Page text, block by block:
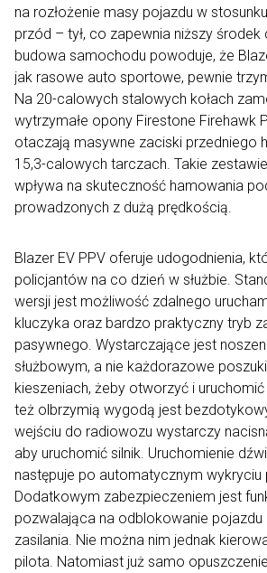
na rozłożenie masy pojazdu w
przód – tył, co zapewnia niższy środek
budowa samochodu powoduje, że
jak rasowe auto sportowe, pewnie
Na 20-calowych stalowych kołach
wytrzymałe opony Firestone Firehawk
otaczają masywne zaciski przedniego
15,3-calowych tarczach. Takie
wpływa na skuteczność hamowania
prowadzonych z dużą prędkością.
Blazer EV PPV oferuje udogodnienia,
policjantów na co dzień w służbie.
wersji jest możliwość zdalnego
kluczyka oraz bardzo praktyczny tryb
pasywnego. Wystarczające jest
służbowym, a nie każdorazowe
kieszeniach, żeby otworzyć i
też olbrzymią wygodą jest
wejściu do radiowozu wystarczy
aby uruchomić silnik. Uruchomienie
następuje po automatycznym wykryciu
Dodatkowym zabezpieczeniem jest
pozwalająca na odblokowanie pojazdu
zasilania. Nie można nim jednak
pilota. Natomiast już samo